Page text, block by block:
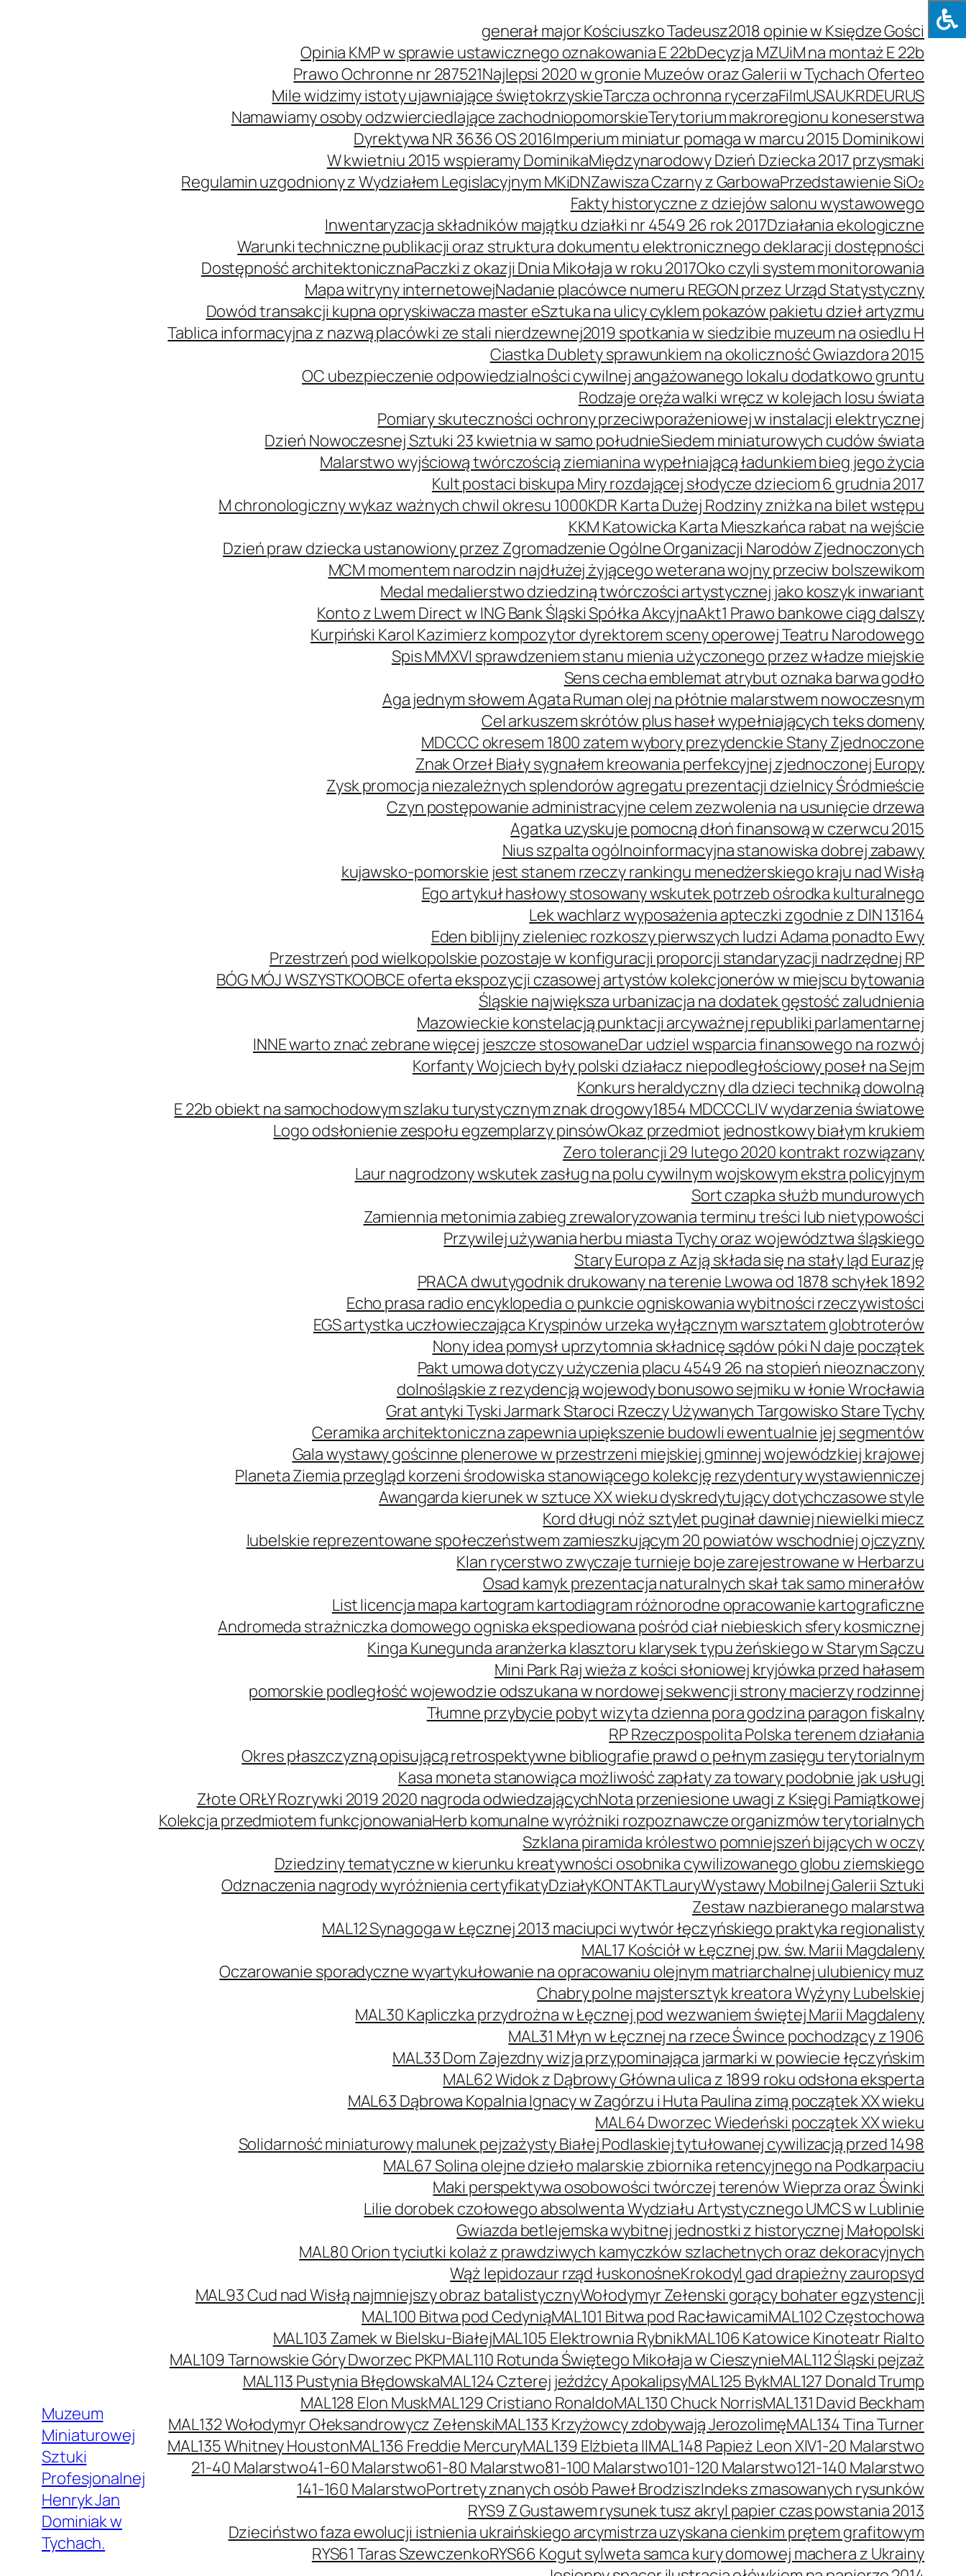
Muzeum
Miniaturowej
Sztuki
Profesjonalnej
Henryk Jan
Dominiak w
Tychach.
generał major Kościuszko Tadeusz2018 opinie w Księdze Gości
Opinia KMP w sprawie ustawicznego oznakowania E 22bDecyzja MZUiM na montaż E 22b
Prawo Ochronne nr 287521Najlepsi 2020 w gronie Muzeów oraz Galerii w Tychach Oferteo
Mile widzimy istoty ujawniające świętokrzyskieTarcza ochronna rycerzaFilmUSAUKRDEURUS
Namawiamy osoby odzwierciedlające zachodniopomorskieTerytorium makroregionu koneserstwa
Dyrektywa NR 3636 OS 2016Imperium miniatur pomaga w marcu 2015 Dominikowi
W kwietniu 2015 wspieramy DominikaMiędzynarodowy Dzień Dziecka 2017 przysmaki
Regulamin uzgodniony z Wydziałem Legislacyjnym MKiDNZawisza Czarny z GarbowaPrzedstawienie SiO₂
Fakty historyczne z dziejów salonu wystawowego
Inwentaryzacja składników majątku działki nr 4549 26 rok 2017Działania ekologiczne
Warunki techniczne publikacji oraz struktura dokumentu elektronicznego deklaracji dostępności
Dostępność architektonicznaPaczki z okazji Dnia Mikołaja w roku 2017Oko czyli system monitorowania
Mapa witryny internetowejNadanie placówce numeru REGON przez Urząd Statystyczny
Dowód transakcji kupna opryskiwacza master eSztuka na ulicy cyklem pokazów pakietu dzieł artyzmu
Tablica informacyjna z nazwą placówki ze stali nierdzewnej2019 spotkania w siedzibie muzeum na osiedlu H
Ciastka Dublety sprawunkiem na okoliczność Gwiazdora 2015
OC ubezpieczenie odpowiedzialności cywilnej angażowanego lokalu dodatkowo gruntu
Rodzaje oręża walki wręcz w kolejach losu świata
Pomiary skuteczności ochrony przeciwporażeniowej w instalacji elektrycznej
Dzień Nowoczesnej Sztuki 23 kwietnia w samo południeSiedem miniaturowych cudów świata
Malarstwo wyjściową twórczością ziemianina wypełniającą ładunkiem bieg jego życia
Kult postaci biskupa Miry rozdającej słodycze dzieciom 6 grudnia 2017
M chronologiczny wykaz ważnych chwil okresu 1000KDR Karta Dużej Rodziny zniżka na bilet wstępu
KKM Katowicka Karta Mieszkańca rabat na wejście
Dzień praw dziecka ustanowiony przez Zgromadzenie Ogólne Organizacji Narodów Zjednoczonych
MCM momentem narodzin najdłużej żyjącego weterana wojny przeciw bolszewikom
Medal medalierstwo dziedziną twórczości artystycznej jako koszyk inwariant
Konto z Lwem Direct w ING Bank Śląski Spółka AkcyjnaAkt1 Prawo bankowe ciąg dalszy
Kurpiński Karol Kazimierz kompozytor dyrektorem sceny operowej Teatru Narodowego
Spis MMXVI sprawdzeniem stanu mienia użyczonego przez władze miejskie
Sens cecha emblemat atrybut oznaka barwa godło
Aga jednym słowem Agata Ruman olej na płótnie malarstwem nowoczesnym
Cel arkuszem skrótów plus haseł wypełniających teks domeny
MDCCC okresem 1800 zatem wybory prezydenckie Stany Zjednoczone
Znak Orzeł Biały sygnałem kreowania perfekcyjnej zjednoczonej Europy
Zysk promocja niezależnych splendorów agregatu prezentacji dzielnicy Śródmieście
Czyn postępowanie administracyjne celem zezwolenia na usunięcie drzewa
Agatka uzyskuje pomocną dłoń finansową w czerwcu 2015
Nius szpalta ogólnoinformacyjna stanowiska dobrej zabawy
kujawsko-pomorskie jest stanem rzeczy rankingu menedżerskiego kraju nad Wisłą
Ego artykuł hasłowy stosowany wskutek potrzeb ośrodka kulturalnego
Lek wachlarz wyposażenia apteczki zgodnie z DIN 13164
Eden biblijny zieleniec rozkoszy pierwszych ludzi Adama ponadto Ewy
Przestrzeń pod wielkopolskie pozostaje w konfiguracji proporcji standaryzacji nadrzędnej RP
BÓG MÓJ WSZYSTKOOBCE oferta ekspozycji czasowej artystów kolekcjonerów w miejscu bytowania
Śląskie największa urbanizacja na dodatek gęstość zaludnienia
Mazowieckie konstelacją punktacji arcyważnej republiki parlamentarnej
INNE warto znać zebrane więcej jeszcze stosowaneDar udziel wsparcia finansowego na rozwój
Korfanty Wojciech były polski działacz niepodległościowy poseł na Sejm
Konkurs heraldyczny dla dzieci techniką dowolną
E 22b obiekt na samochodowym szlaku turystycznym znak drogowy1854 MDCCCLIV wydarzenia światowe
Logo odsłonienie zespołu egzemplarzy pinsówOkaz przedmiot jednostkowy białym krukiem
Zero tolerancji 29 lutego 2020 kontrakt rozwiązany
Laur nagrodzony wskutek zasług na polu cywilnym wojskowym ekstra policyjnym
Sort czapka służb mundurowych
Zamiennia metonimia zabieg zrewaloryzowania terminu treści lub nietypowości
Przywilej używania herbu miasta Tychy oraz województwa śląskiego
Stary Europa z Azją składa się na stały ląd Eurazję
PRACA dwutygodnik drukowany na terenie Lwowa od 1878 schyłek 1892
Echo prasa radio encyklopedia o punkcie ogniskowania wybitności rzeczywistości
EGS artystka uczłowieczająca Kryspinów urzeka wyłącznym warsztatem globtroterów
Nony idea pomysł uprzytomnia składnicę sądów póki N daje początek
Pakt umowa dotyczy użyczenia placu 4549 26 na stopień nieoznaczony
dolnośląskie z rezydencją wojewody bonusowo sejmiku w łonie Wrocławia
Grat antyki Tyski Jarmark Staroci Rzeczy Używanych Targowisko Stare Tychy
Ceramika architektoniczna zapewnia upiększenie budowli ewentualnie jej segmentów
Gala wystawy gościnne plenerowe w przestrzeni miejskiej gminnej wojewódzkiej krajowej
Planeta Ziemia przegląd korzeni środowiska stanowiącego kolekcję rezydentury wystawienniczej
Awangarda kierunek w sztuce XX wieku dyskredytujący dotychczasowe style
Kord długi nóż sztylet puginał dawniej niewielki miecz
lubelskie reprezentowane społeczeństwem zamieszkującym 20 powiatów wschodniej ojczyzny
Klan rycerstwo zwyczaje turnieje boje zarejestrowane w Herbarzu
Osad kamyk prezentacja naturalnych skał tak samo minerałów
List licencja mapa kartogram kartodiagram różnorodne opracowanie kartograficzne
Andromeda strażniczka domowego ogniska ekspediowana pośród ciał niebieskich sfery kosmicznej
Kinga Kunegunda aranżerka klasztoru klarysek typu żeńskiego w Starym Sączu
Mini Park Raj wieża z kości słoniowej kryjówka przed hałasem
pomorskie podległość wojewodzie odszukana w nordowej sekwencji strony macierzy rodzinnej
Tłumne przybycie pobyt wizyta dzienna pora godzina paragon fiskalny
RP Rzeczpospolita Polska terenem działania
Okres płaszczyzną opisującą retrospektywne bibliografie prawd o pełnym zasięgu terytorialnym
Kasa moneta stanowiąca możliwość zapłaty za towary podobnie jak usługi
Złote ORŁY Rozrywki 2019 2020 nagroda odwiedzającychNota przeniesione uwagi z Księgi Pamiątkowej
Kolekcja przedmiotem funkcjonowaniaHerb komunalne wyróżniki rozpoznawcze organizmów terytorialnych
Szklana piramida królestwo pomniejszeń bijących w oczy
Dziedziny tematyczne w kierunku kreatywności osobnika cywilizowanego globu ziemskiego
Odznaczenia nagrody wyróżnienia certyfikatyDziałyKONTAKTLauryWystawy Mobilnej Galerii Sztuki
Zestaw nazbieranego malarstwa
MAL12 Synagoga w Łęcznej 2013 maciupci wytwór łęczyńskiego praktyka regionalisty
MAL17 Kościół w Łęcznej pw. św. Marii Magdaleny
Oczarowanie sporadyczne wyartykułowanie na opracowaniu olejnym matriarchalnej ulubienicy muz
Chabry polne majstersztyk kreatora Wyżyny Lubelskiej
MAL30 Kapliczka przydrożna w Łęcznej pod wezwaniem świętej Marii Magdaleny
MAL31 Młyn w Łęcznej na rzece Śwince pochodzący z 1906
MAL33 Dom Zajezdny wizja przypominająca jarmarki w powiecie łęczyńskim
MAL62 Widok z Dąbrowy Główna ulica z 1899 roku odsłona eksperta
MAL63 Dąbrowa Kopalnia Ignacy w Zagórzu i Huta Paulina zimą początek XX wieku
MAL64 Dworzec Wiedeński początek XX wieku
Solidarność miniaturowy malunek pejzażysty Białej Podlaskiej tytułowanej cywilizacją przed 1498
MAL67 Solina olejne dzieło malarskie zbiornika retencyjnego na Podkarpaciu
Maki perspektywa osobowości twórczej terenów Wieprza oraz Świnki
Lilie dorobek czołowego absolwenta Wydziału Artystycznego UMCS w Lublinie
Gwiazda betlejemska wybitnej jednostki z historycznej Małopolski
MAL80 Orion tyciutki kolaż z prawdziwych kamyczków szlachetnych oraz dekoracyjnych
Wąż lepidozaur rząd łuskonośneKrokodyl gad drapieżny zauropsyd
MAL93 Cud nad Wisłą najmniejszy obraz batalistycznyWołodymyr Zełenski gorący bohater egzystencji
MAL100 Bitwa pod CedyniąMAL101 Bitwa pod RacławicamiMAL102 Częstochowa
MAL103 Zamek w Bielsku-BiałejMAL105 Elektrownia RybnikMAL106 Katowice Kinoteatr Rialto
MAL109 Tarnowskie Góry Dworzec PKPMAL110 Rotunda Świętego Mikołaja w CieszynieMAL112 Śląski pejzaż
MAL113 Pustynia BłędowskaMAL124 Czterej jeźdźcy ApokalipsyMAL125 BykMAL127 Donald Trump
MAL128 Elon MuskMAL129 Cristiano RonaldoMAL130 Chuck NorrisMAL131 David Beckham
MAL132 Wołodymyr Ołeksandrowycz ZełenskiMAL133 Krzyżowcy zdobywają JerozolimęMAL134 Tina Turner
MAL135 Whitney HoustonMAL136 Freddie MercuryMAL139 Elżbieta IIMAL148 Papież Leon XIV1-20 Malarstwo
21-40 Malarstwo41-60 Malarstwo61-80 Malarstwo81-100 Malarstwo101-120 Malarstwo121-140 Malarstwo
141-160 MalarstwoPortrety znanych osób Paweł BrodziszIndeks zmasowanych rysunków
RYS9 Z Gustawem rysunek tusz akryl papier czas powstania 2013
Dzieciństwo faza ewolucji istnienia ukraińskiego arcymistrza uzyskana cienkim prętem grafitowym
RYS61 Taras SzewczenkoRYS66 Kogut sylweta samca kury domowej machera z Ukrainy